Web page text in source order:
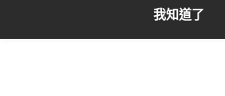
我知道了